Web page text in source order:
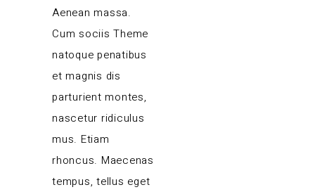
Aenean massa.
Cum sociis Theme
natoque penatibus
et magnis dis
parturient montes,
nascetur ridiculus
mus. Etiam
rhoncus. Maecenas
tempus, tellus eget